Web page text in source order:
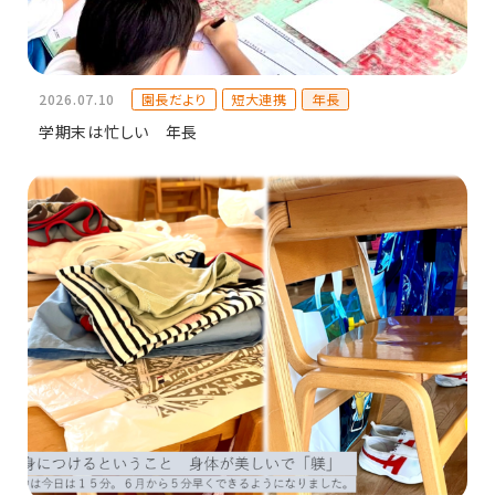
2026.07.10 園長だより 短大連携 年長
学期末は忙しい 年長